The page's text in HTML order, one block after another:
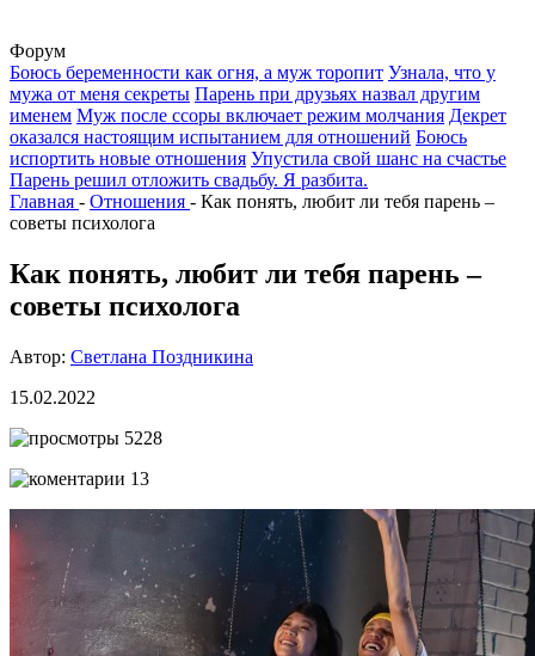
Форум
Боюсь беременности как огня, а муж торопит Узнала, что у
мужа от меня секреты Парень при друзьях назвал другим
именем Муж после ссоры включает режим молчания Декрет
оказался настоящим испытанием для отношений Боюсь
испортить новые отношения Упустила свой шанс на счастье
Парень решил отложить свадьбу. Я разбита.
Главная - Отношения - Как понять, любит ли тебя парень –
советы психолога
Как понять, любит ли тебя парень –
советы психолога
Автор: Светлана Поздникина
15.02.2022
5228
13